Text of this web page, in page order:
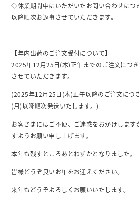
◇休業期間中にいただいたお問い合わせにつ
以降順次お返事させていただきます。
【年内出荷のご注文受付について】
2025年12月25日(木)正午までのご注文につ
させていただきます。
(2025年12月25日(木)正午以降のご注文につ
(月)以降順次発送いたします。)
お客さまにはご不便、ご迷惑をおかけします
すようお願い申し上げます。
本年も残すところあとわずかとなりました。
皆様どうぞ良いお年をお迎えください。
来年もどうぞよろしくお願いいたします。